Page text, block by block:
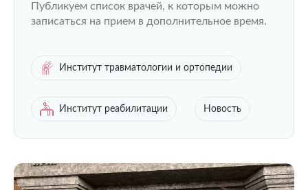
Публикуем список врачей, к которым можно
записаться на прием в дополнительное время.
Институт травматологии и ортопедии
Институт реабилитации Новость